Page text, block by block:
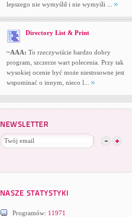
lepszego nie wymyślił i nie wymyśli ...
Directory List & Print
~AAA: To rzeczywiście bardzo dobry
program, szczerze wart polecenia. Przy tak
wysokiej ocenie być może niestosowne jest
wspominać o innym, nieco l...
Programów: 11971